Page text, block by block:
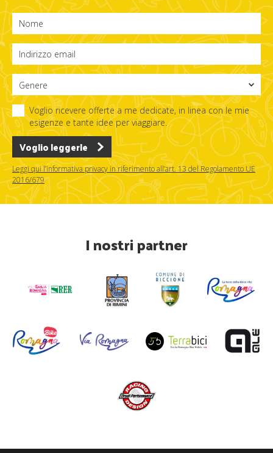
Voglio leggerle
Voglio ricevere offerte a me dedicate, in linea con le mie
esigenze e tante idee per viaggiare.
Leggi qui l’informativa privacy in riferimento all’art. 13 del Regolamento UE
2016/679
I nostri partner